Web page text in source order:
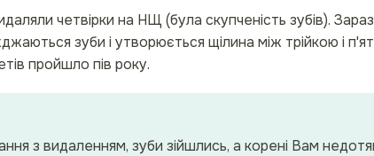
четвірки на НЩ (була скупченість зубів).
зуби і утворюється щілина між трійкою і
пройшло пів року.
з видаленням, зуби зійшлись, а корені Вам